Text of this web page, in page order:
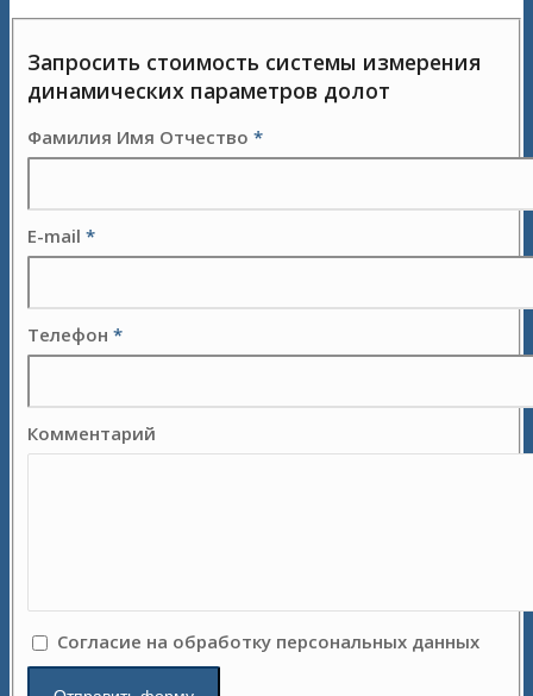
Запросить стоимость системы измерения
динамических параметров долот
Фамилия Имя Отчество*
E-mail*
Телефон*
Комментарий
Согласие на обработку персональных данных